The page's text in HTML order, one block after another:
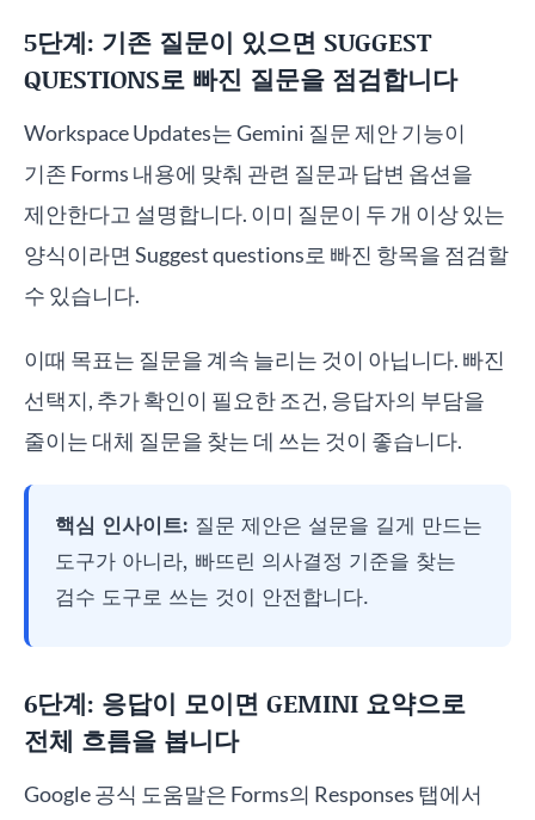
5단계: 기존 질문이 있으면 SUGGEST
QUESTIONS로 빠진 질문을 점검합니다
Workspace Updates는 Gemini 질문 제안 기능이
기존 Forms 내용에 맞춰 관련 질문과 답변 옵션을
제안한다고 설명합니다. 이미 질문이 두 개 이상 있는
양식이라면 Suggest questions로 빠진 항목을 점검할
수 있습니다.
이때 목표는 질문을 계속 늘리는 것이 아닙니다. 빠진
선택지, 추가 확인이 필요한 조건, 응답자의 부담을
줄이는 대체 질문을 찾는 데 쓰는 것이 좋습니다.
핵심 인사이트: 질문 제안은 설문을 길게 만드는
도구가 아니라, 빠뜨린 의사결정 기준을 찾는
검수 도구로 쓰는 것이 안전합니다.
6단계: 응답이 모이면 GEMINI 요약으로
전체 흐름을 봅니다
Google 공식 도움말은 Forms의 Responses 탭에서